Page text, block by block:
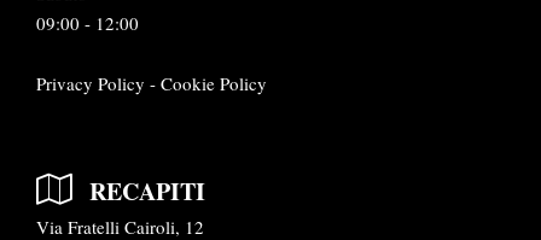
09:00 - 12:00
Privacy Policy - Cookie Policy
RECAPITI
Via Fratelli Cairoli, 12